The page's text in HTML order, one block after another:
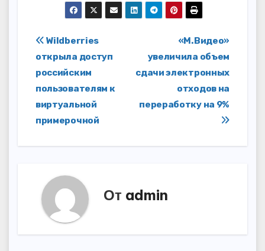
Навигация
по
записям
«М.Видео»
увеличила объем
сдачи электронных
отходов на
переработку на 9%
Wildberries
открыла доступ
российским
пользователям к
виртуальной
примерочной
От admin